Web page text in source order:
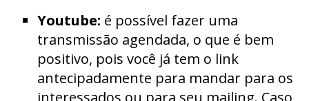
Youtube: é possível fazer uma
transmissão agendada, o que é bem
positivo, pois você já tem o link
antecipadamente para mandar para os
interessados ou para seu mailing. Caso